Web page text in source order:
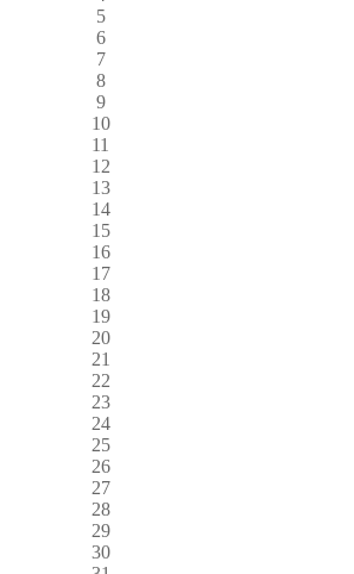
5
6
7
8
9
10
11
12
13
14
15
16
17
18
19
20
21
22
23
24
25
26
27
28
29
30